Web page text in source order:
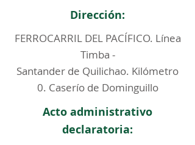
Dirección:
FERROCARRIL DEL PACÍFICO. Línea
Timba -
Santander de Quilichao. Kilómetro
0. Caserío de Dominguillo
Acto administrativo
declaratoria: